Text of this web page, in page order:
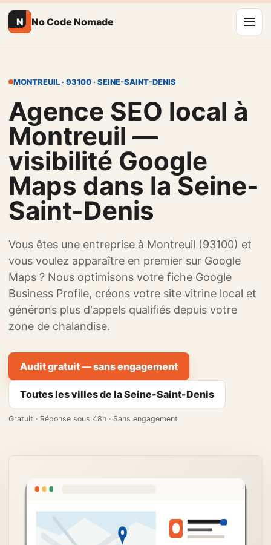
N No Code Nomade
MONTREUIL · 93100 · SEINE-SAINT-DENIS
Agence SEO local à
Montreuil —
visibilité Google
Maps dans la Seine-
Saint-Denis
Vous êtes une entreprise à Montreuil (93100) et
vous voulez apparaître en premier sur Google
Maps ? Nous optimisons votre fiche Google
Business Profile, créons votre site vitrine local et
générons plus d'appels qualifiés depuis votre
zone de chalandise.
Audit gratuit — sans engagement
Toutes les villes de la Seine-Saint-Denis
Gratuit · Réponse sous 48h · Sans engagement